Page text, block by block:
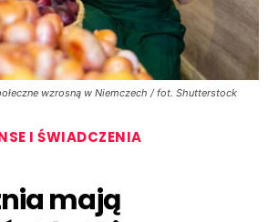
wzrosną w Niemczech / fot. Shutterstock
I ŚWIADCZENIA
mają